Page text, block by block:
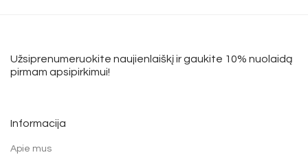
Užsiprenumeruokite naujienlaiškį ir gaukite 10% nuolaidą
pirmam apsipirkimui!
Informacija
Apie mus